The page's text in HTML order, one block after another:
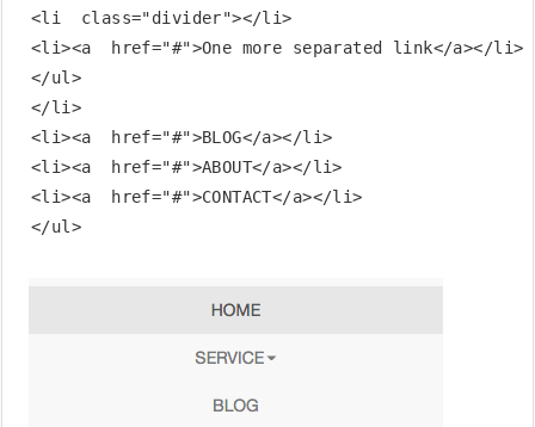
  <li  class="divider"></li>
  <li><a  href="#">One more separated link</a></li>
  </ul>
  </li>
  <li><a  href="#">BLOG</a></li>
  <li><a  href="#">ABOUT</a></li>
  <li><a  href="#">CONTACT</a></li>